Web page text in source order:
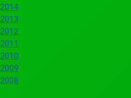
2014
2013
2012
2011
2010
2009
2008